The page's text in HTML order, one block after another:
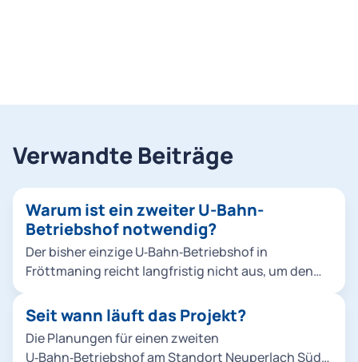
Verwandte Beiträge
Warum ist ein zweiter U-Bahn-
Betriebshof notwendig?
Der bisher einzige U‑Bahn‑Betriebshof in
Fröttmaning reicht langfristig nicht aus, um den
Angebot der Münchner U‑Bahn sowie
Instandhaltungsarbeiten im U‑Bahn‑Netz
zuverlässig abzuwickeln. Außerdem ist ein zweiter
Seit wann läuft das Projekt?
Die Planungen für einen zweiten
U‑Bahn‑Betriebshof am Standort Neuperlach Süd